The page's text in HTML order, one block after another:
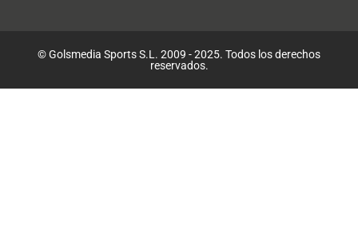
© Golsmedia Sports S.L. 2009 - 2025. Todos los derechos
reservados.